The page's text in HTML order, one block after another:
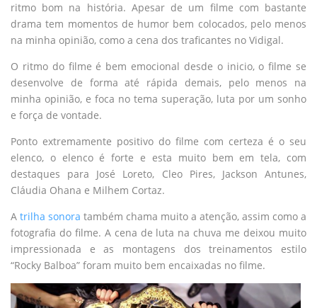
ritmo bom na história. Apesar de um filme com bastante
drama tem momentos de humor bem colocados, pelo menos
na minha opinião, como a cena dos traficantes no Vidigal.
O ritmo do filme é bem emocional desde o inicio, o filme se
desenvolve de forma até rápida demais, pelo menos na
minha opinião, e foca no tema superação, luta por um sonho
e força de vontade.
Ponto extremamente positivo do filme com certeza é o seu
elenco, o elenco é forte e esta muito bem em tela, com
destaques para José Loreto, Cleo Pires, Jackson Antunes,
Cláudia Ohana e Milhem Cortaz.
A trilha sonora também chama muito a atenção, assim como a
fotografia do filme. A cena de luta na chuva me deixou muito
impressionada e as montagens dos treinamentos estilo
“Rocky Balboa” foram muito bem encaixadas no filme.